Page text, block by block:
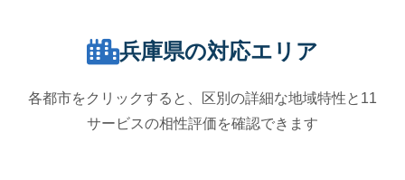
兵庫県の対応エリア
各都市をクリックすると、区別の詳細な地域特性と11
サービスの相性評価を確認できます